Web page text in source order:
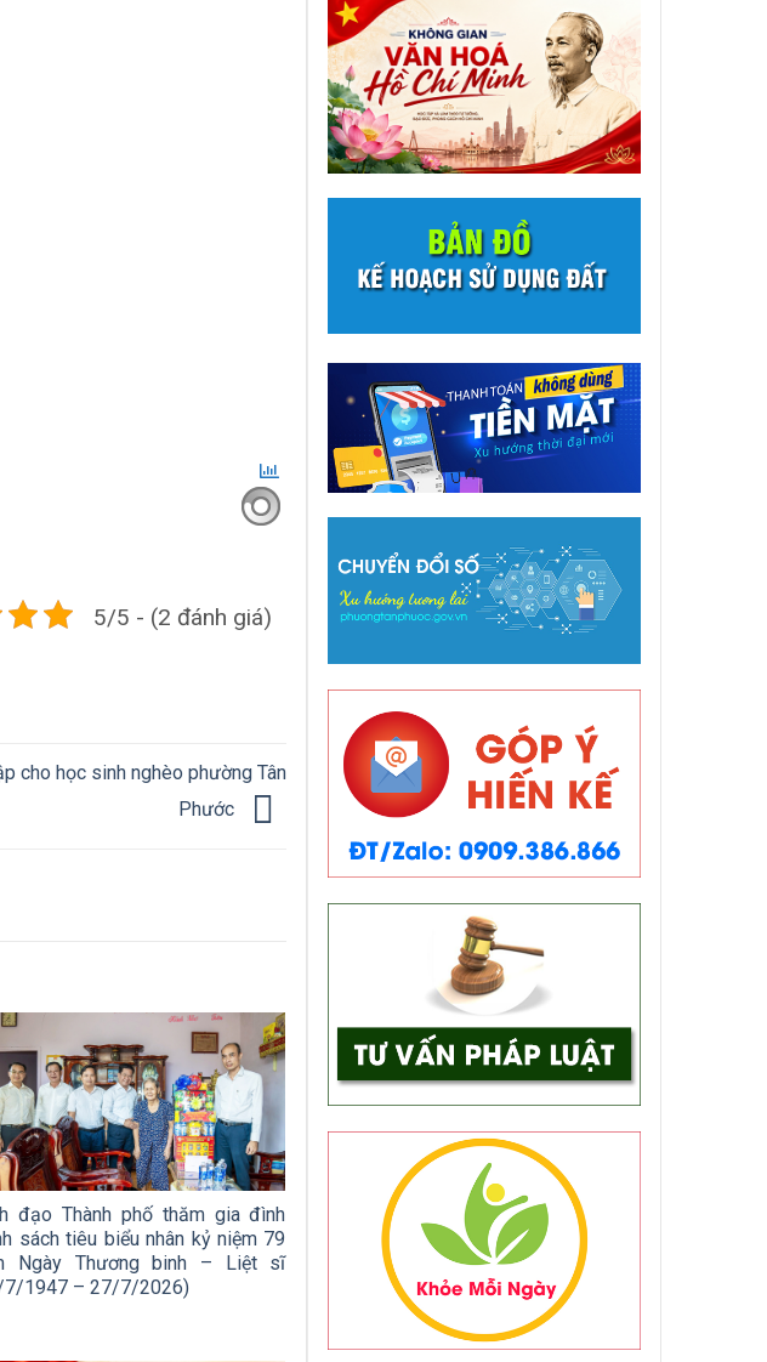
5/5 - (2 đánh giá)
cho học sinh nghèo phường Tân
Phước
đạo Thành phố thăm gia đình
sách tiêu biểu nhân kỷ niệm 79
Ngày Thương binh – Liệt sĩ
7/1947 – 27/7/2026)